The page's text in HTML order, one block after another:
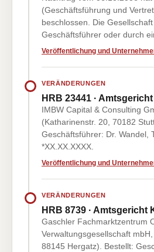
(Geschäftsführung und
beschlossen. Die
Geschäftsführer oder durch
Veröffentlichung und
VERÄNDERUNGEN
HRB 23441 ·
IMBW Capital & Consulting
(Katharinenstr. 20, 70182
Geschäftsführer: Dr. Wandel,
*XX.XX.XXXX.
Veröffentlichung und
VERÄNDERUNGEN
HRB 8739 · Amtsgericht
Gaschler Fachmarktzentrum
Verwaltungsgesellschaft
88145 Hergatz). Bestellt: